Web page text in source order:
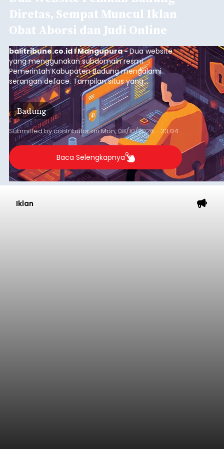
Diretas, Sempat Muncul Iklan
Obat Aborsi dan Judi Online
balitribune.co.id I Mangupura -Dua website
yang menggunakan subdomain resmi
Pemerintah Kabupaten Badung mengalami
serangan deface. Tampilan situs yang
semestinya digunakan untuk menyajikan
informasi pemerintahan justru diubah menjadi
iklan obat aborsi dan judi online.
Badung
Submitted bycontributoronMon, 08/10/2026 - 23:04
Baca Selengkapnya
Iklan